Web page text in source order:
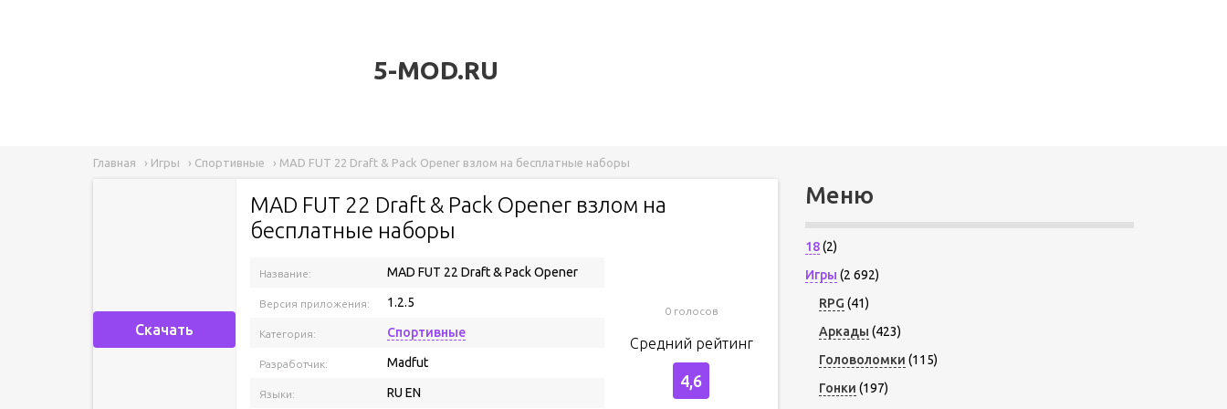
5-MOD.RU
Главная › Игры › Спортивные › MAD FUT 22 Draft & Pack Opener взлом на бесплатные наборы
Скачать
MAD FUT 22 Draft & Pack Opener взлом на
бесплатные наборы
Название: MAD FUT 22 Draft & Pack Opener
Версия приложения: 1.2.5
Категория: Спортивные
Разработчик: Madfut
Языки: RU EN
0 голосов
Средний рейтинг
4,6
Меню
18(2)
Игры (2 692)
RPG (41)
Аркады (423)
Головоломки (115)
Гонки (197)